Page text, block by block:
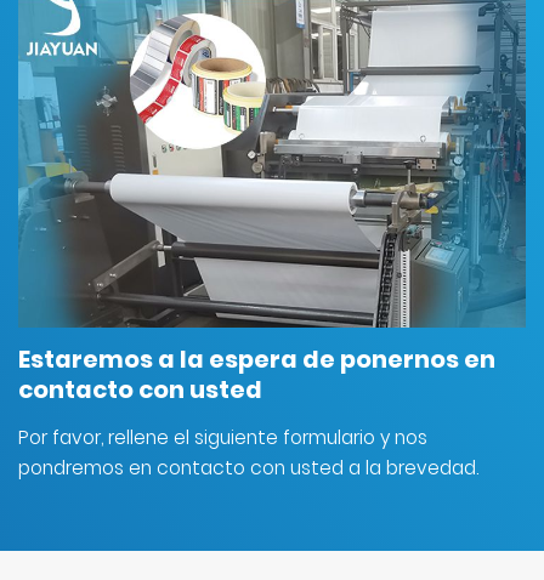
Estaremos a la espera de ponernos en
contacto con usted
Por favor, rellene el siguiente formulario y nos
pondremos en contacto con usted a la brevedad.